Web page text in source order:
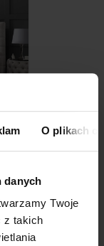
O plikach
danych
Twoje
z takich